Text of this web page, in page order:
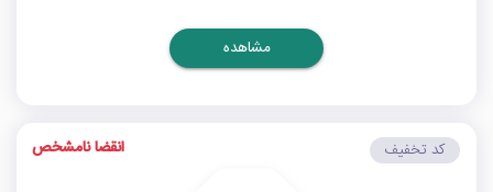
مشاهده
کد تخفیف انقضا نامشخص